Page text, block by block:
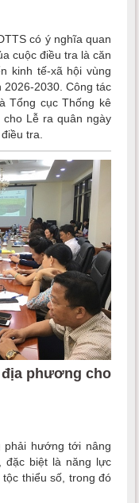
có ý nghĩa quan
cuộc điều tra là căn
kinh tế-xã hội vùng
2026-2030. Công tác
Tổng cục Thống kê
Lễ ra quân ngày
tra.
phương cho
phải hướng tới nâng
đặc biệt là năng lực
thiểu số, trong đó